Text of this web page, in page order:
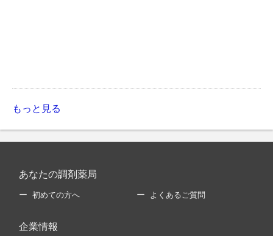
もっと見る
あなたの調剤薬局
初めての方へ よくあるご質問
企業情報